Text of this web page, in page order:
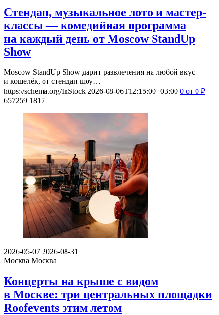
Стендап, музыкальное лото и мастер-
классы — комедийная программа
на каждый день от Moscow StandUp
Show
Moscow StandUp Show дарит развлечения на любой вкус
и кошелёк, от стендап шоу…
https://schema.org/InStock 2026-08-06T12:15:00+03:00 0 от 0 ₽
657259 1817
2026-05-07 2026-08-31
Москва Москва
Концерты на крыше с видом
в Москве: три центральных площадки
Roofevents этим летом